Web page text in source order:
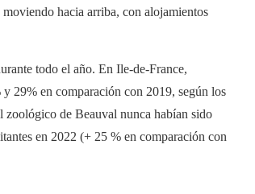
hacia arriba, con alojamientos
todo el año. En Ile-de-France,
29% en comparación con 2019, según los
de Beauval nunca habían sido
en 2022 (+ 25 % en comparación con